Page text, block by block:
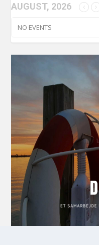
AUGUST, 2026
NO EVENTS